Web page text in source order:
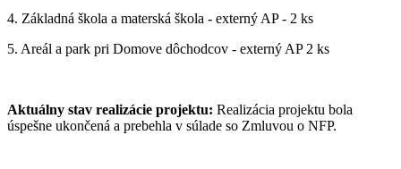
4. Základná škola a materská škola - externý AP - 2 ks
5. Areál a park pri Domove dôchodcov - externý AP 2 ks
Aktuálny stav realizácie projektu: Realizácia projektu bola
úspešne ukončená a prebehla v súlade so Zmluvou o NFP.